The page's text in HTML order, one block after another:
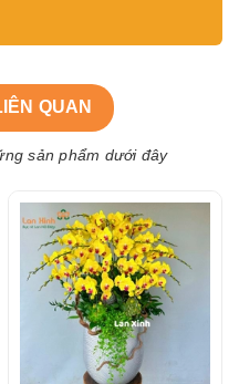
QUAN
sản phẩm dưới đây